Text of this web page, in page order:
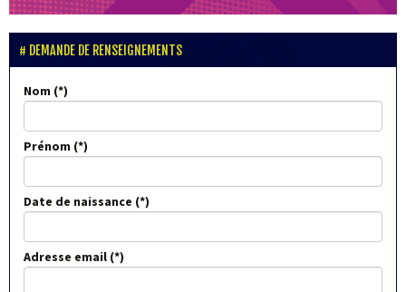
DEMANDE DE RENSEIGNEMENTS
Nom
Prénom
Date de naissance
Adresse email